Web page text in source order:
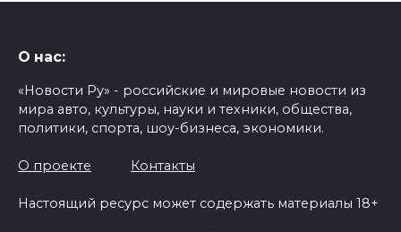
О нас:
«Новости Ру» - российские и мировые новости из
мира авто, культуры, науки и техники, общества,
политики, спорта, шоу-бизнеса, экономики.
О проекте Контакты
Настоящий ресурс может содержать материалы 18+